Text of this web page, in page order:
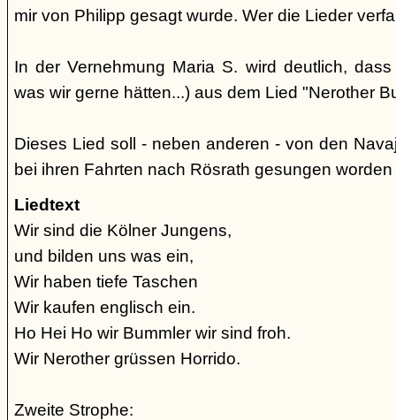
mir von Philipp gesagt wurde. Wer die Lieder
In der Vernehmung Maria S. wird deutlich,
was wir gerne hätten...) aus dem Lied "Nerother
Dieses Lied soll - neben anderen - von den
bei ihren Fahrten nach Rösrath gesungen
Liedtext
Wir sind die Kölner Jungens,
und bilden uns was ein,
Wir haben tiefe Taschen
Wir kaufen englisch ein.
Ho Hei Ho wir Bummler wir sind froh.
Wir Nerother grüssen Horrido.
Zweite Strophe: